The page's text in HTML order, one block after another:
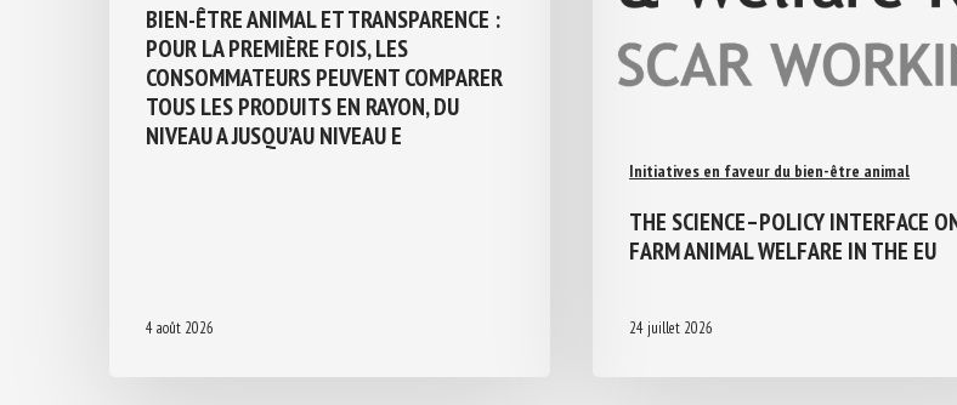
BIEN-ÊTRE ANIMAL ET TRANSPARENCE :
POUR LA PREMIÈRE FOIS, LES
CONSOMMATEURS PEUVENT COMPARER
TOUS LES PRODUITS EN RAYON, DU
NIVEAU A JUSQU’AU NIVEAU E
4 août 2026
Initiatives en faveur du bien-être animal
THE SCIENCE–POLICY INTERFACE ON
FARM ANIMAL WELFARE IN THE EU
24 juillet 2026